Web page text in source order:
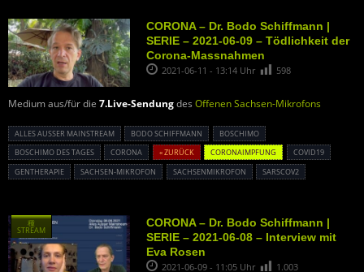
CORONA – Dr. Bodo Schiffmann |
SERIE – 2021-06-09 – Tödlichkeit der
Corona-Massnahmen
2021-06-11 - 13:14 Uhr 598
Medium aus/für die 7.Live-Sendungdes Offenen Sachsen-Mikrofons
ALLES AUSSER MAINSTREAM BODO SCHIFFMANN
BOSCHIMO
BOSCHIMO DES TAGES
CORONA « ZURÜCK CORONAIMPFUNG
COVID19
GENTHERAPIE
SACHSEN-MIKROFON SACHSENMIKROFON SARSCOV2
CORONA – Dr. Bodo Schiffmann |
SERIE – 2021-06-08 – Interview mit
Eva Rosen
2021-06-09 - 11:05 Uhr 1.003
種
STREAM